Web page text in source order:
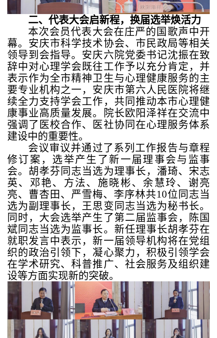
二、代表大会启新程，换届选举焕活力
本次会员代表大会在庄严的国歌声中开
幕。安庆市科学技术协会、市民政局等相关
领导到会指导。安庆六院党委书记沈振在致
辞中对心理学会既往工作予以充分肯定，并
表示作为全市精神卫生与心理健康服务的主
要专业机构之一，安庆市第六人民医院将继
续全力支持学会工作，共同推动本市心理健
康事业高质量发展。院长欧阳泽祥在交流中
强调了医校合作、医社协同在心理服务体系
建设中的重要性。
会议审议并通过了系列工作报告与章程
修订案，选举产生了新一届理事会与监事
会。胡孝芬同志当选为理事长，潘琦、宋志
英、邓艳、方法、施晓彬、余慧玲、谢亮
亮、曹杏田、严雪梅、李序林共10位同志当
选为副理事长，王思变同志当选为秘书长。
同时，大会选举产生了第二届监事会，陈国
斌同志当选为监事长。新任理事长胡孝芬在
就职发言中表示，新一届领导机构将在党组
织的政治引领下，凝心聚力，积极引领学会
在学术研究、科普推广、社会服务及组织建
设等方面实现新的突破。